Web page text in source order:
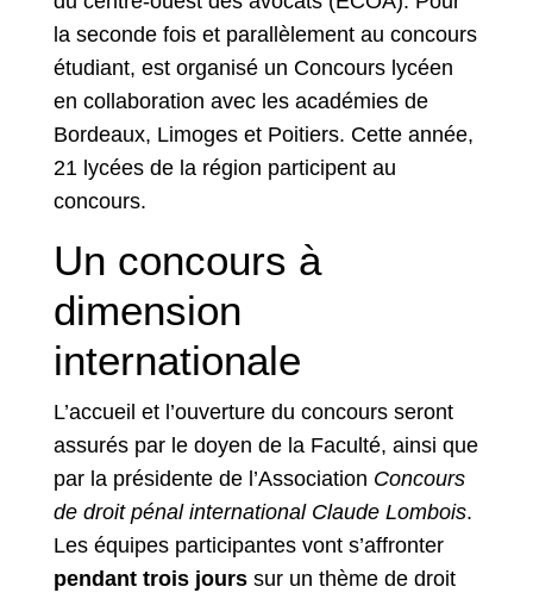
la seconde fois et parallèlement au concours
étudiant, est organisé un Concours lycéen
en collaboration avec les académies de
Bordeaux, Limoges et Poitiers. Cette année,
21 lycées de la région participent au
concours.
Un concours à
dimension
internationale
L’accueil et l’ouverture du concours seront
assurés par le doyen de la Faculté, ainsi que
par la présidente de l’Association Concours
de droit pénal international Claude Lombois.
Les équipes participantes vont s’affronter
pendant trois jours sur un thème de droit